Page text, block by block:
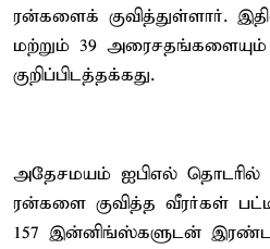
ரன்களைக் குவித்துள்ளார்.
மற்றும் 39 அரைசதங்களையும்
குறிப்பிடத்தக்கது.
அதேசமயம் ஐபிஎல் தொடரில்
ரன்களை குவித்த வீரர்கள்
157 இன்னிங்ஸ்களுடன்